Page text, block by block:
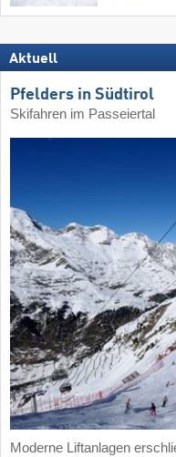
Aktuell
Pfelders in Südtirol
Skifahren im Passeiertal
Moderne Liftanlagen